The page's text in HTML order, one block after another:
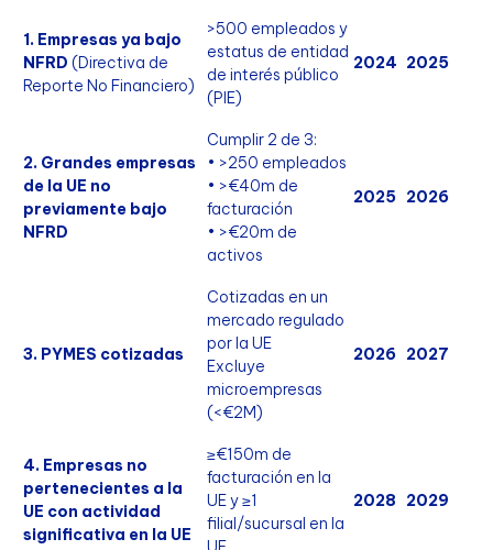
1. Empresas ya bajo
NFRD (Directiva de
Reporte No Financiero)
>500 empleados y
estatus de entidad
de interés público
(PIE)
2024 2025
2. Grandes empresas
de la UE no
previamente bajo
NFRD
Cumplir 2 de 3:
• >250 empleados
• >€40m de
facturación
• >€20m de
activos
2025 2026
3. PYMES cotizadas
Cotizadas en un
mercado regulado
por la UE
Excluye
microempresas
(<€2M)
2026 2027
4. Empresas no
pertenecientes a la
UE con actividad
significativa en la UE
≥€150m de
facturación en la
UE y ≥1
filial/sucursal en la
2028 2029